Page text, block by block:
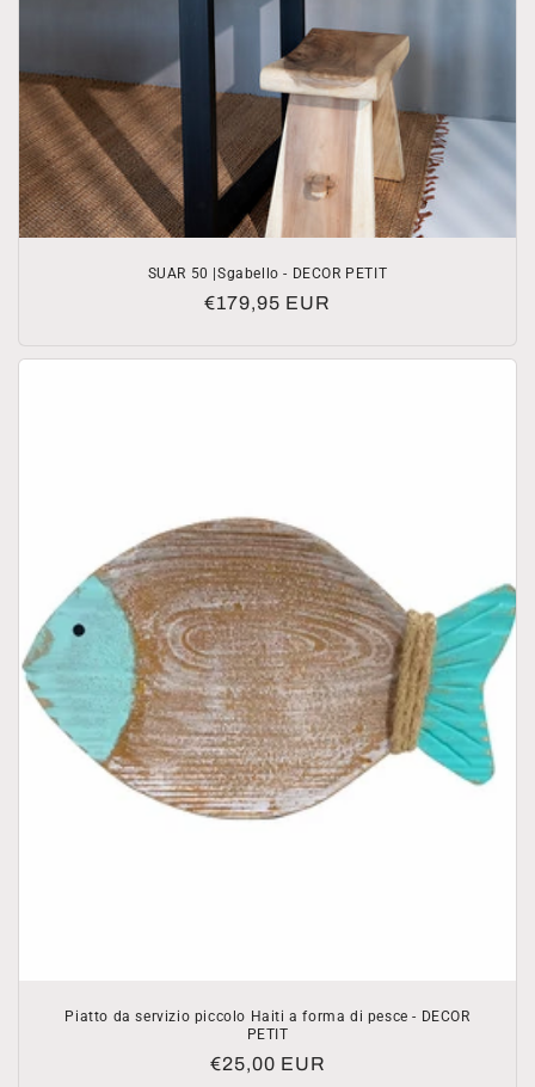
SUAR 50 |Sgabello - DECOR PETIT
Prezzo
listino
€179,95 EUR
Piatto da servizio piccolo Haiti a forma di pesce - DECOR
PETIT
Prezzo
€25,00 EUR